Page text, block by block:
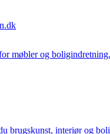
møbler og
brugskunst, interiør og